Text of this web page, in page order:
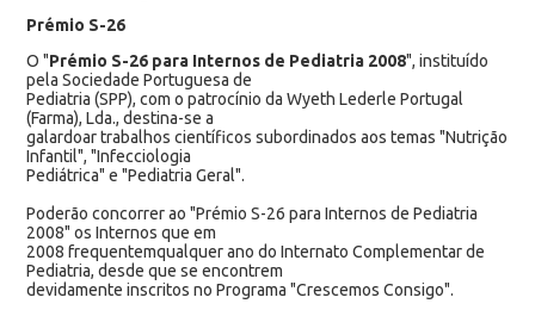
Prémio S-26
O "Prémio S-26 para Internos de Pediatria 2008", instituído
pela Sociedade Portuguesa de
Pediatria (SPP), com o patrocínio da Wyeth Lederle Portugal
(Farma), Lda., destina-se a
galardoar trabalhos científicos subordinados aos temas "Nutrição
Infantil", "Infecciologia
Pediátrica" e "Pediatria Geral".
Poderão concorrer ao "Prémio S-26 para Internos de Pediatria
2008" os Internos que em
2008 frequentemqualquer ano do Internato Complementar de
Pediatria, desde que se encontrem
devidamente inscritos no Programa "Crescemos Consigo".